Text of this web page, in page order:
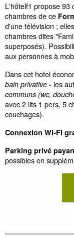
L'hôtelf1 propose 93
chambres de ce
d'une télévision ;
chambres dites
superposés).
aux personnes à
Dans cet hotel
bain privative - les
communs (wc,
avec 2 lits 1 pers, 5
couchages).
Connexion Wi-Fi
Parking privé
possibles en